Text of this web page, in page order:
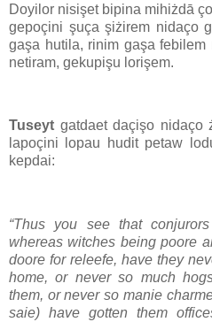
Doyilor nisişet bipina mihiżdā
gepoçini şuça şiżirem nidaço
gaşa hutila, rinim gaşa
netiram, gekupişu lorişem.
Tuseyt gatdaet daçişo nidaço
lapoçini lopau hudit petaw
kepdai:
“Thus you see that
whereas witches being poore
doore for releefe, have they
home, or never so much
them, or never so manie
saie) have gotten them